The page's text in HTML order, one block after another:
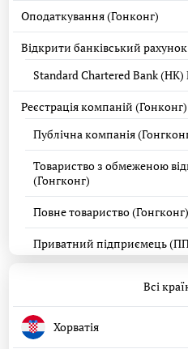
Оподаткування (Гонконг)
Відкрити банківський
Standard Chartered Bank
Реєстрація компаній (Гонконг)
Публічна компанія
Товариство з обмеженою
(Гонгконг)
Повне товариство (Гонгконг)
Приватний підприємець
Всі
Хорватія